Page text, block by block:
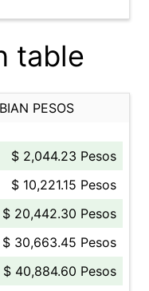
table
PESOS
$ 2,044.23 Pesos
$ 10,221.15 Pesos
$ 20,442.30 Pesos
$ 30,663.45 Pesos
$ 40,884.60 Pesos